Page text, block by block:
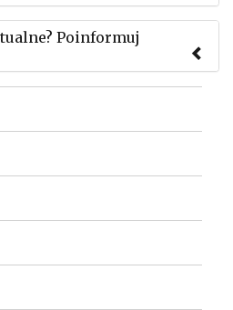
Poinformuj
aby przesłać informację o
mityngu.